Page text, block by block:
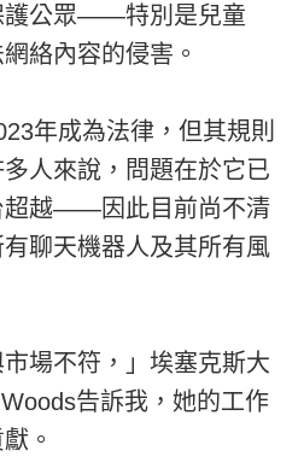
護公眾——特別是兒童
絡內容的侵害。
年成為法律，但其規則
人來說，問題在於它已
超越——因此目前尚不清
聊天機器人及其所有風
市場不符，」埃塞克斯大
告訴我，她的工作
。